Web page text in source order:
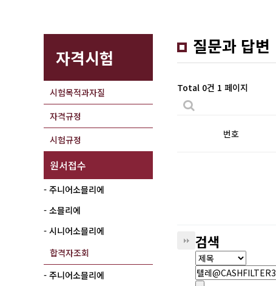
자격시험
시험목적과자질
자격규정
시험규정
원서접수
- 주니어소믈리에
- 소믈리에
- 시니어소믈리에
합격자조회
- 주니어소믈리에
질문과 답변
Total 0건 1 페이지
번호
검색